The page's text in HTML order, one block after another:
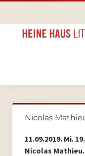
Startseite
PoesieFest 2024
Nicolas
11.09.2019. Mi.
Nicolas Mathieu.